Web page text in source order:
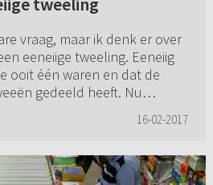
vraag, maar ik denk er over
eeneiige tweeling. Eeneiig
ooit één waren en dat de
gedeeld heeft. Nu
16-02-2017